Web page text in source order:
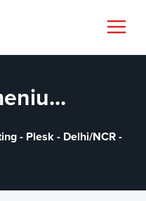
- Plesk - Delhi/NCR -